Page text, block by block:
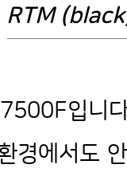
RTM
입니
경에서도